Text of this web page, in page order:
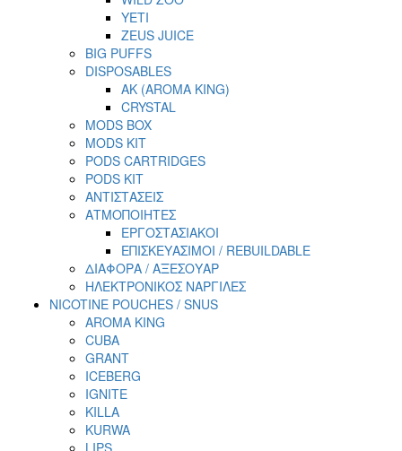
YETI
ZEUS JUICE
BIG PUFFS
DISPOSABLES
AK (AROMA KING)
CRYSTAL
MODS BOX
MODS KIT
PODS CARTRIDGES
PODS KIT
ΑΝΤΙΣΤΑΣΕΙΣ
ΑΤΜΟΠΟΙΗΤΕΣ
ΕΡΓΟΣΤΑΣΙΑΚΟΙ
ΕΠΙΣΚΕΥΑΣΙΜΟΙ / REBUILDABLE
ΔΙΑΦΟΡΑ / ΑΞΕΣΟΥΑΡ
ΗΛΕΚΤΡΟΝΙΚΟΣ ΝΑΡΓΙΛΕΣ
NICOTINE POUCHES / SNUS
AROMA KING
CUBA
GRANT
ICEBERG
IGNITE
KILLA
KURWA
LIPS